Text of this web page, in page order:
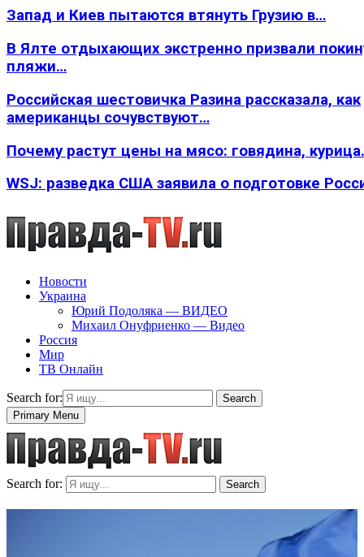
Запад и Киев пытаются втянуть Грузию в…
В Ялте отдыхающих экстренно призвали
пляжи…
Российская шестовичка Разина рассказала, как
американцы сочувствуют…
Почему растут цены на мясо: говядина,
WSJ: разведка США заявила о подготовке
Новости
Украина
Юрий Подоляка — ВИДЕО
Михаил Онуфриенко — Видео
Россия
Мир
ТВ Онлайн
Search for:
Search
Primary Menu
Search for: Search